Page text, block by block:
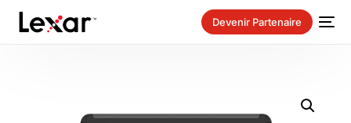
Devenir Partenaire